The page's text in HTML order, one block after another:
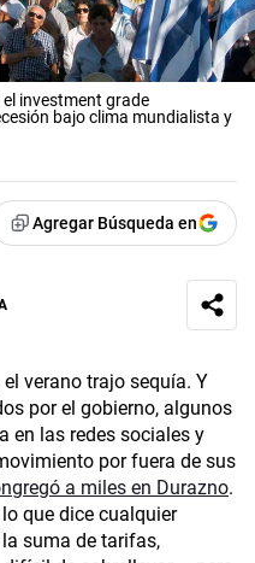
investment grade
bajo clima mundialista y
Agregar Búsqueda en
verano trajo sequía. Y
por el gobierno, algunos
en las redes sociales y
por fuera de sus
a miles en Durazno.
que dice cualquier
suma de tarifas,